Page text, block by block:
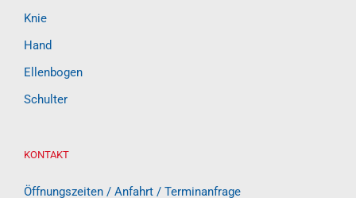
Knie
Hand
Ellenbogen
Schulter
KONTAKT
Öffnungszeiten / Anfahrt / Terminanfrage